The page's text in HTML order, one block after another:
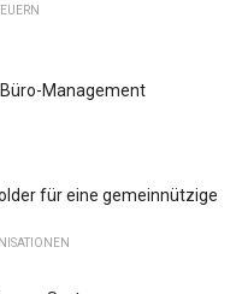
Management
für eine gemeinnützige